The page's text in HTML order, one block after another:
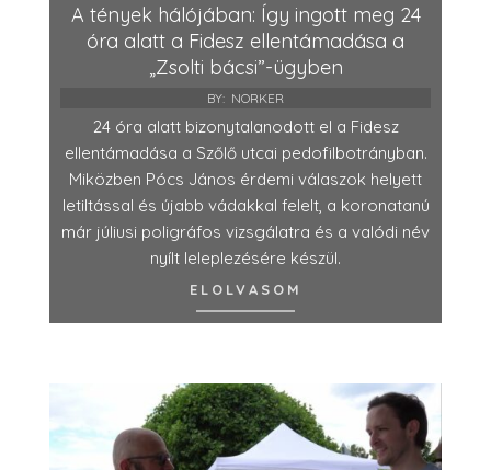
A tények hálójában: Így ingott meg 24
óra alatt a Fidesz ellentámadása a
„Zsolti bácsi”-ügyben
BY: NORKER
24 óra alatt bizonytalanodott el a Fidesz
ellentámadása a Szőlő utcai pedofilbotrányban.
Miközben Pócs János érdemi válaszok helyett
letiltással és újabb vádakkal felelt, a koronatanú
már júliusi poligráfos vizsgálatra és a valódi név
nyílt leleplezésére készül.
ELOLVASOM